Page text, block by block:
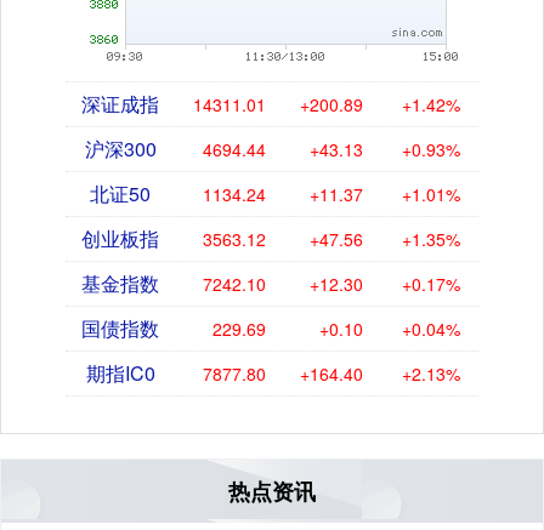
深证成指 14311.01 +200.89 +1.42%
沪深300 4694.44 +43.13 +0.93%
北证50 1134.24 +11.37 +1.01%
创业板指 3563.12 +47.56 +1.35%
基金指数 7242.10 +12.30 +0.17%
国债指数 229.69 +0.10 +0.04%
期指IC0 7877.80 +164.40 +2.13%
热点资讯